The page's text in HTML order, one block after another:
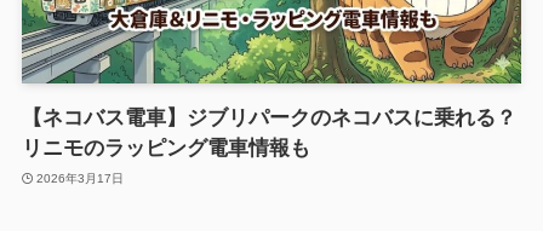
【ネコバス電車】ジブリパークのネコバスに乗れる？
リニモのラッピング電車情報も
2026年3月17日